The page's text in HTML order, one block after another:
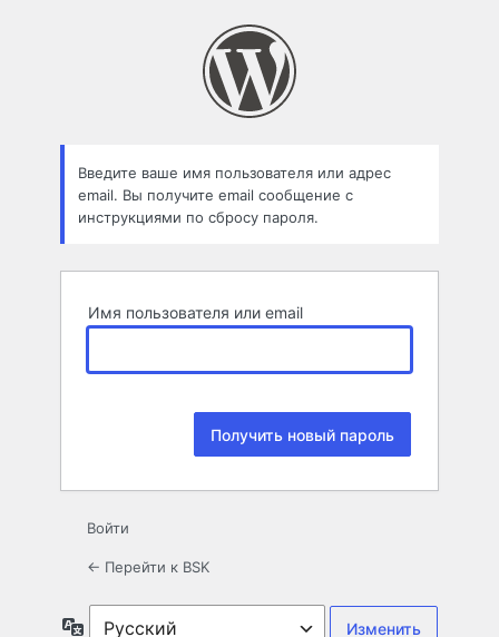
Введите ваше имя пользователя или адрес
email. Вы получите email сообщение с
инструкциями по сбросу пароля.
Имя пользователя или email
Войти
← Перейти к BSK
Язык